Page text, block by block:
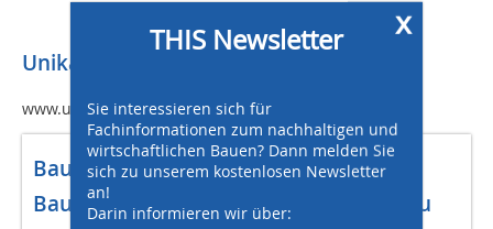
Unika GmbH
www.unika-kalksandstein.de
Bautafel
Bauherr: Hospiz Stiftung Rotary Rodgau
x
THIS Newsletter
Sie interessieren sich für
Fachinformationen zum nachhaltigen und
wirtschaftlichen Bauen? Dann melden Sie
sich zu unserem kostenlosen Newsletter
an!
Darin informieren wir über: